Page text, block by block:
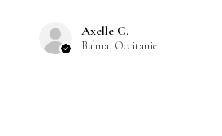
Axelle C.
Balma, Occitanie